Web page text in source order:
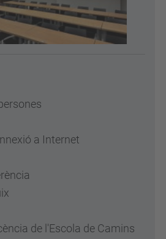
a Internet
de l'Escola de Camins